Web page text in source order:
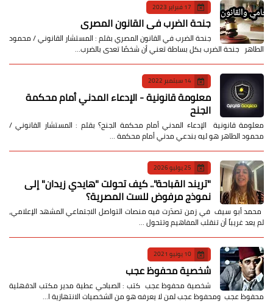
17 فبراير 2023
جنحة الضرب في القانون المصري
جنحة الضرب في القانون المصري بقلم : المستشار القانوني / محمود
الطاهر جنحة الضرب بكل بساطة تعني أن شخصًا تعدى بالضرب…
14 سبتمبر 2022
معلومة قانونية - الإدعاء المدني أمام محكمة
الجنح
معلومة قانونية الإدعاء المدني أمام محكمة الجنح؟ بقلم : المستشار القانوني /
محمود الطاهر هو ليه بندعي مدني أمام محكمة …
25 يوليو 2026
​"تريند القباحة".. كيف تحولت "هايدي زيدان" إلى
نموذج مرفوض للست المصرية؟
​ محمد أبو سيف ​في زمن تصدّرت فيه منصات التواصل الاجتماعي المشهد الإعلامي،
لم يعد غريباً أن تنقلب المفاهيم وتتحول …
10 يونيو 2021
شخصية محفوظ عجب
شخصية محفوظ عجب كتب : الصباحي عطية مدير مكتب الدقهلية
محفوظ عجب ومحفوظ عجب لمن لا يعرفه هو من الشخصيات الانتهازية ا…